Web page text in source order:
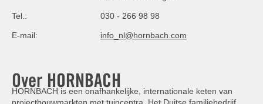
Tel.: 030 - 266 98 98
E-mail: info_nl@hornbach.com
Over HORNBACH
HORNBACH is een onafhankelijke, internationale keten van